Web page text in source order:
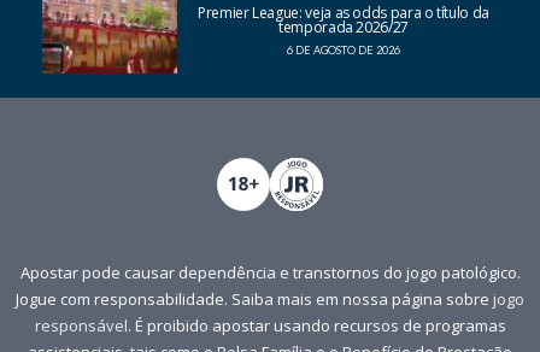
Premier League: veja as odds para o título da
temporada 2026/27
6 DE AGOSTO DE 2026
Apostar pode causar dependência e transtornos do jogo patológico.
Jogue com responsabilidade. Saiba mais em nossa página sobre jogo
responsável. É proibido apostar usando recursos de programas